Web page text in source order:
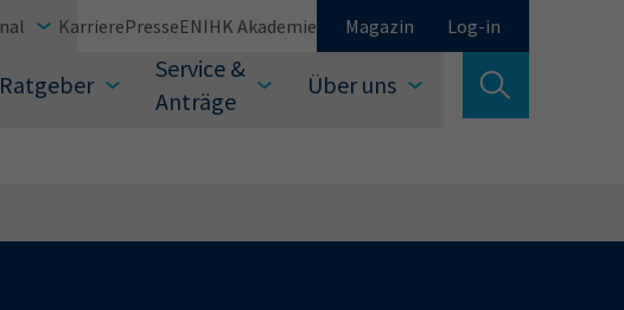
Ratgeber
Service &
Anträge
Über uns
KarrierePresseEN IHK Akademie Magazin Log-in
Suche verlassen